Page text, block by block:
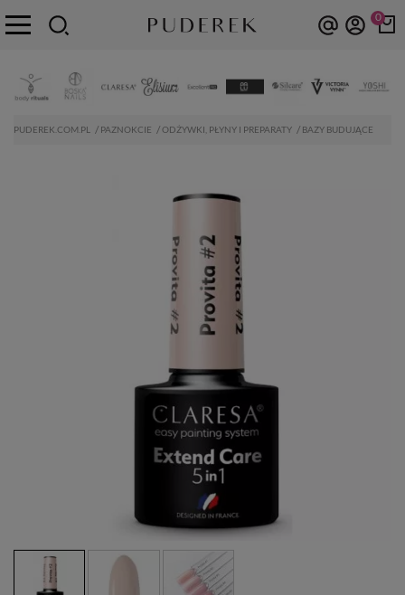
0
PUDEREK.COM.PL PAZNOKCIE ODŻYWKI, PŁYNY I PREPARATY BAZY BUDUJĄCE